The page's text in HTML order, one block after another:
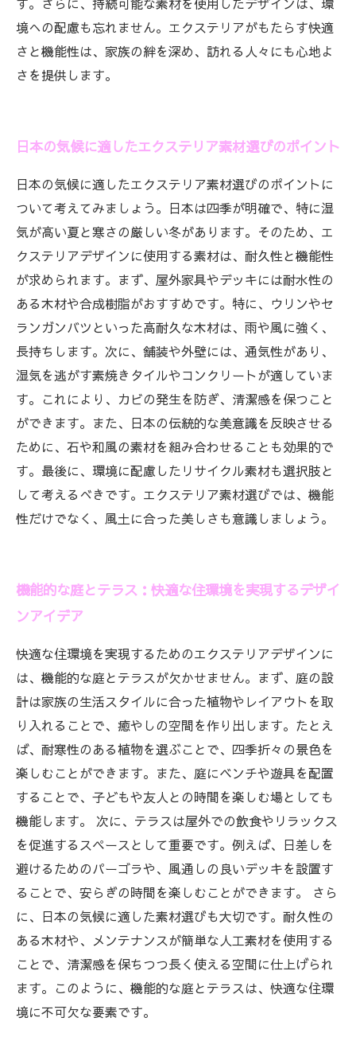
境への配慮も忘れません。エクステリアがもたらす快適
さと機能性は、家族の絆を深め、訪れる人々にも心地よ
さを提供します。
日本の気候に適したエクステリア素材選びのポイント
日本の気候に適したエクステリア素材選びのポイントに
ついて考えてみましょう。日本は四季が明確で、特に湿
気が高い夏と寒さの厳しい冬があります。そのため、エ
クステリアデザインに使用する素材は、耐久性と機能性
が求められます。まず、屋外家具やデッキには耐水性の
ある木材や合成樹脂がおすすめです。特に、ウリンやセ
ランガンバツといった高耐久な木材は、雨や風に強く、
長持ちします。次に、舗装や外壁には、通気性があり、
湿気を逃がす素焼きタイルやコンクリートが適していま
す。これにより、カビの発生を防ぎ、清潔感を保つこと
ができます。また、日本の伝統的な美意識を反映させる
ために、石や和風の素材を組み合わせることも効果的で
す。最後に、環境に配慮したリサイクル素材も選択肢と
して考えるべきです。エクステリア素材選びでは、機能
性だけでなく、風土に合った美しさも意識しましょう。
機能的な庭とテラス：快適な住環境を実現するデザイ
ンアイデア
快適な住環境を実現するためのエクステリアデザインに
は、機能的な庭とテラスが欠かせません。まず、庭の設
計は家族の生活スタイルに合った植物やレイアウトを取
り入れることで、癒やしの空間を作り出します。たとえ
ば、耐寒性のある植物を選ぶことで、四季折々の景色を
楽しむことができます。また、庭にベンチや遊具を配置
することで、子どもや友人との時間を楽しむ場としても
機能します。 次に、テラスは屋外での飲食やリラックス
を促進するスペースとして重要です。例えば、日差しを
避けるためのパーゴラや、風通しの良いデッキを設置す
ることで、安らぎの時間を楽しむことができます。 さら
に、日本の気候に適した素材選びも大切です。耐久性の
ある木材や、メンテナンスが簡単な人工素材を使用する
ことで、清潔感を保ちつつ長く使える空間に仕上げられ
ます。このように、機能的な庭とテラスは、快適な住環
境に不可欠な要素です。